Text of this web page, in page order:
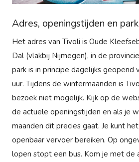
Adres, openingstijden en
Het adres van Tivoli is Oude
Dal (vlakbij Nijmegen), in de provincie
park is in principe dagelijks geopend
uur. Tijdens de wintermaanden is
bezoek niet mogelijk. Kijk op de
de actuele openingstijden en als je
maanden dit precies gaat. Je kunt
openbaar vervoer bereiken. Op
lopen stopt een bus. Kom je met de